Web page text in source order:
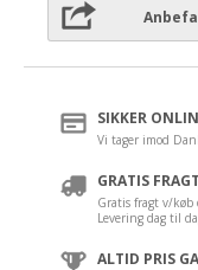
SIKKER
Vi tager imod
GRATIS FRAGT
Gratis fragt v/køb
Levering dag til
ALTID PRIS